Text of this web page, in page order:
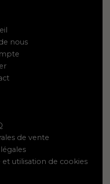
nous
de vente
utilisation de cookies